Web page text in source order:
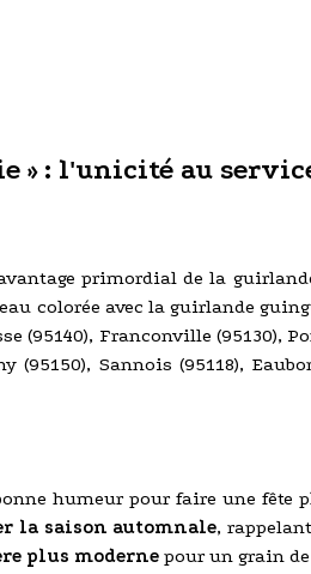
» : l'unicité au
primordial de la
colorée avec la guirlande
(95140), Franconville (95130),
(95150), Sannois (95118),
humeur pour faire une fête
la saison automnale,
plus moderne pour un grain